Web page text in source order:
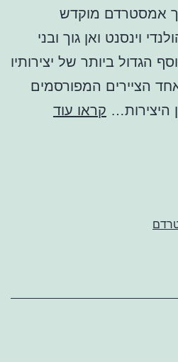
אמסטרדם מוקדש
וינסנט ואן גוך ובני
הגדול ביותר של יצירותיו
הציירים המפורסמים
היצירות… קראו עודמוזיאון